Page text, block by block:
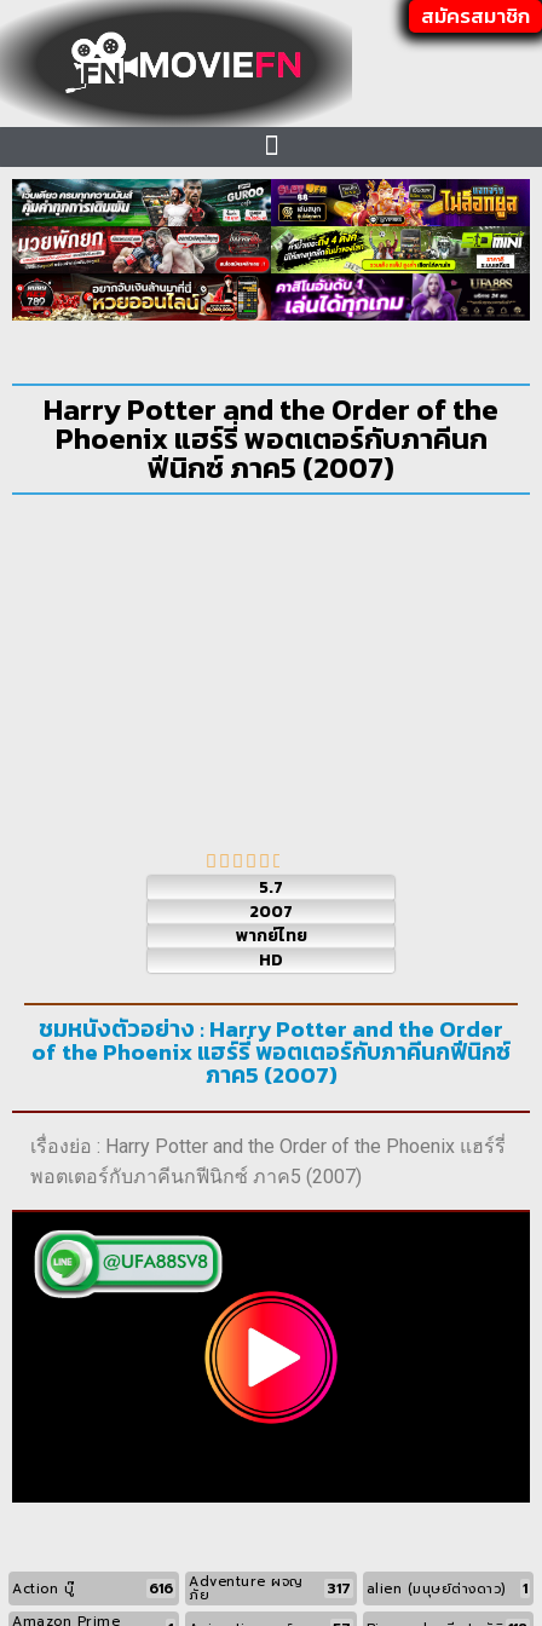
สมัครสมาชิก
Harry Potter and the Order of the
Phoenix แฮร์รี่ พอตเตอร์กับภาคีนก
ฟีนิกซ์ ภาค5 (2007)
5.7
2007
พากย์ไทย
HD
ชมหนังตัวอย่าง : Harry Potter and the Order
of the Phoenix แฮร์รี่ พอตเตอร์กับภาคีนกฟีนิกซ์
ภาค5 (2007)
เรื่องย่อ : Harry Potter and the Order of the Phoenix แฮร์รี่
พอตเตอร์กับภาคีนกฟีนิกซ์ ภาค5 (2007)
Action บู๊ 616 Adventure ผจญ
ภัย 317 alien (มนุษย์ต่างดาว) 1